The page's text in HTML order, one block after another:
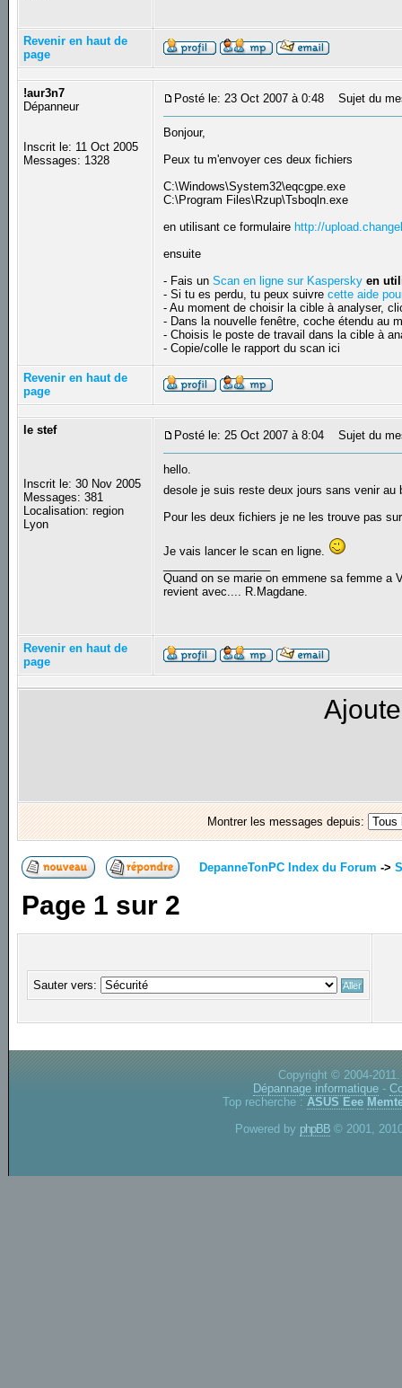
Revenir en haut de
page
!aur3n7
Dépanneur
Inscrit le: 11 Oct 2005
Messages: 1328
Posté le: 23 Oct 2007 à 0:48 Sujet du
Bonjour,
Peux tu m'envoyer ces deux fichiers
C:\Windows\System32\eqcgpe.exe
C:\Program Files\Rzup\Tsboqln.exe
en utilisant ce formulaire http://
ensuite
- Fais unScan en ligne sur Kaspersky en
- Si tu es perdu, tu peux suivrecette aide
- Au moment de choisir la cible à analyser,
- Dans la nouvelle fenêtre, coche étendu au
- Choisis le poste de travail dans la cible à
- Copie/colle le rapport du scan ici
Revenir en haut de
page
le stef
Inscrit le: 30 Nov 2005
Messages: 381
Localisation: region
Lyon
Posté le: 25 Oct 2007 à 8:04 Sujet du
hello.
desole je suis reste deux jours sans venir au
Pour les deux fichiers je ne les trouve pas
Je vais lancer le scan en ligne.
Quand on se marie on emmene sa femme a
revient avec.... R.Magdane.
Revenir en haut de
page
Montrer les messages depuis:
DepanneTonPC Index du Forum ->
Page 1 sur 2
Sauter vers:
Copyright © 2004-
Dépannage informatique -
Top recherche : ASUS Eee
Powered by phpBB © 2001,